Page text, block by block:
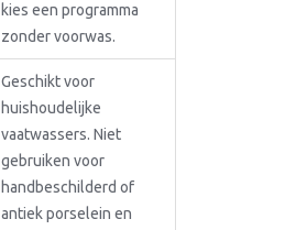
kies een programma
zonder voorwas.
Geschikt voor
huishoudelijke
vaatwassers. Niet
gebruiken voor
handbeschilderd of
antiek porselein en